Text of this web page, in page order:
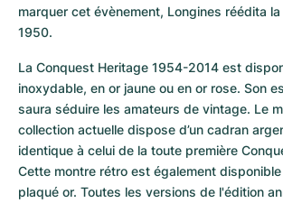
marquer cet évènement, Longines réédita
1950.
La Conquest Heritage 1954-2014 est
inoxydable, en or jaune ou en or rose. Son
saura séduire les amateurs de vintage. Le
collection actuelle dispose d’un cadran
identique à celui de la toute première
Cette montre rétro est également
plaqué or. Toutes les versions de l'édition